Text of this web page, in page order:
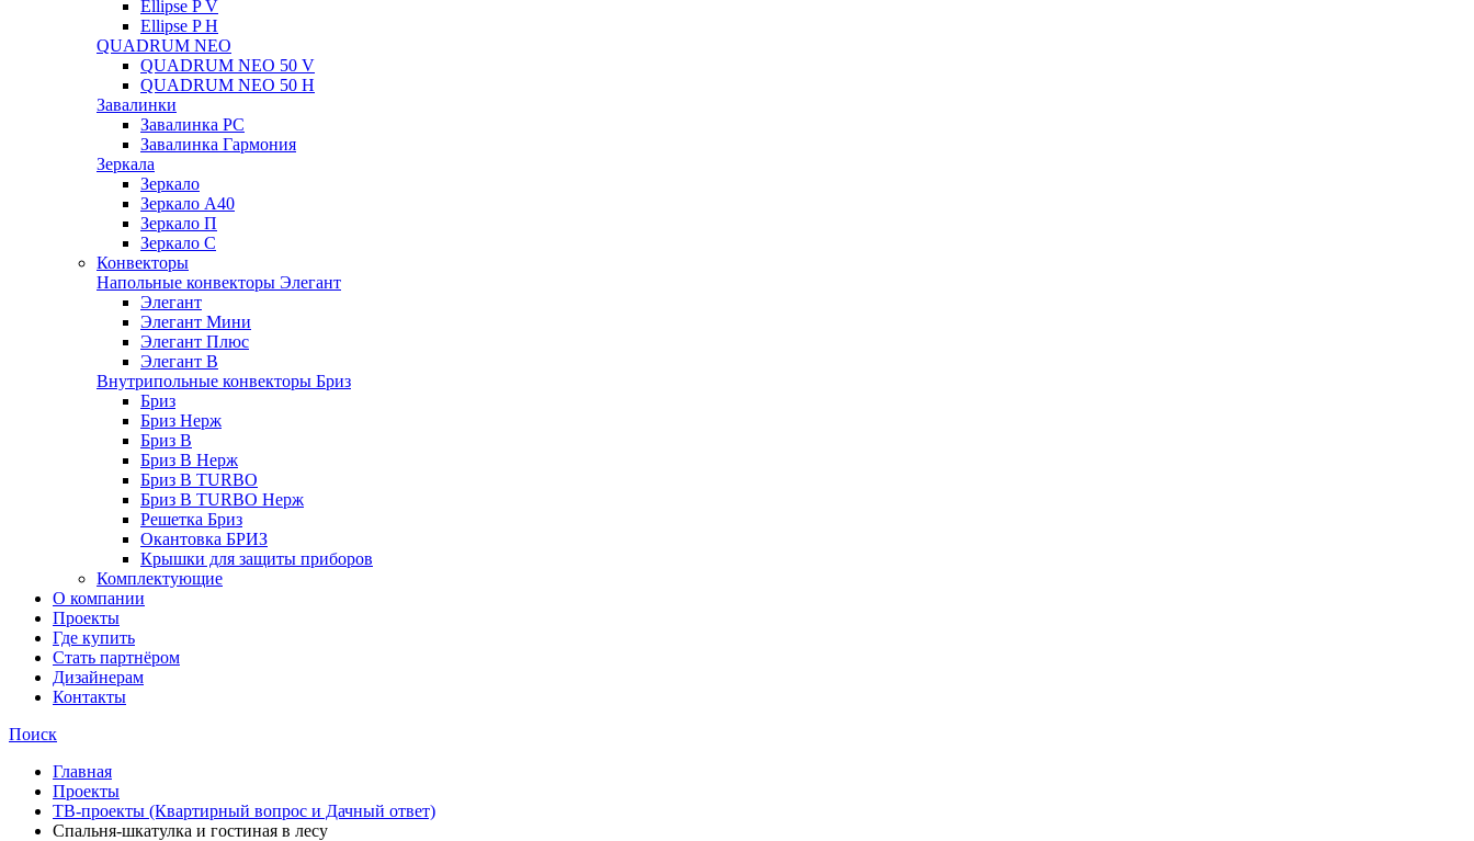
Ellipse P V
Ellipse P H
QUADRUM NEO
QUADRUM NEO 50 V
QUADRUM NEO 50 H
Завалинки
Завалинка РС
Завалинка Гармония
Зеркала
Зеркало
Зеркало А40
Зеркало П
Зеркало С
Конвекторы
Напольные конвекторы Элегант
Элегант
Элегант Мини
Элегант Плюс
Элегант В
Внутрипольные конвекторы Бриз
Бриз
Бриз Нерж
Бриз В
Бриз В Нерж
Бриз В TURBO
Бриз В TURBO Нерж
Решетка Бриз
Окантовка БРИЗ
Крышки для защиты приборов
Комплектующие
О компании
Проекты
Где купить
Стать партнёром
Дизайнерам
Контакты
Поиск
Главная
Проекты
ТВ-проекты (Квартирный вопрос и Дачный ответ)
Спальня-шкатулка и гостиная в лесу